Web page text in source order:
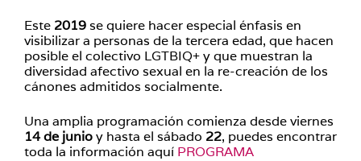
Este 2019se quiere hacer especial énfasis en
visibilizar a personas de la tercera edad, que hacen
posible el colectivo LGTBIQ+ y que muestran la
diversidad afectivo sexual en la re-creación de los
cánones admitidos socialmente.
Una amplia programación comienza desde viernes
14 de junioy hasta el sábado 22, puedes encontrar
toda la información aquí PROGRAMA